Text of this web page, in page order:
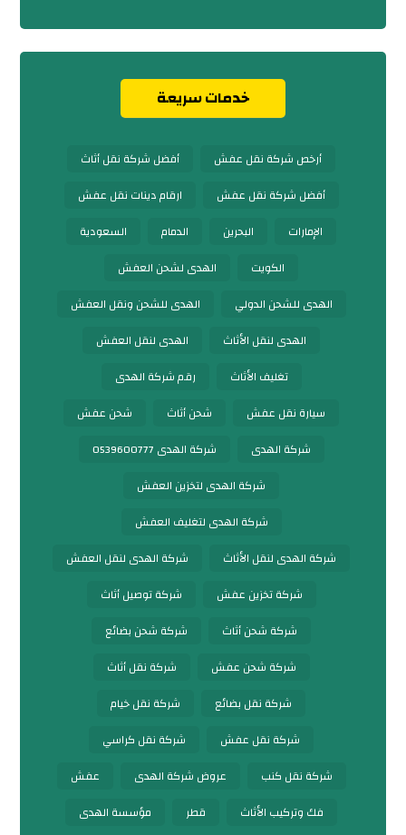
خدمات سريعة
أرخص شركة نقل عفش
أفضل شركة نقل أثاث
أفضل شركة نقل عفش
ارقام دينات نقل عفش
الإمارات
البحرين الدمام
السعودية
الكويت
الهدى لشحن العفش
الهدى للشحن الدولي
الهدى للشحن ونقل العفش
الهدى لنقل الأثاث
الهدى لنقل العفش
تغليف الأثاث
رقم شركة الهدى
سيارة نقل عفش
شحن أثاث
شحن عفش
شركة الهدى
شركة الهدى 0539600777
شركة الهدى لتخزين العفش
شركة الهدى لتغليف العفش
شركة الهدى لنقل الأثاث
شركة الهدى لنقل العفش
شركة تخزين عفش
شركة توصيل أثاث
شركة شحن أثاث
شركة شحن بضائع
شركة شحن عفش
شركة نقل أثاث
شركة نقل بضائع
شركة نقل خيام
شركة نقل عفش
شركة نقل كراسي
شركة نقل كنب
عروض شركة الهدى
عفش
فك وتركيب الأثاث
قطر
مؤسسة الهدى